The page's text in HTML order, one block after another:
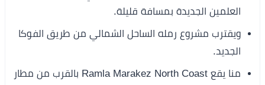
العلمين الجديدة بمسافة قليلة.
ويقترب مشروع رمله الساحل الشمالي من طريق الفوكا
الجديد.
منا يقع Ramla Marakez North Coast بالقرب من مطار